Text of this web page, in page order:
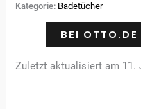
Kategorie: Badetücher
BEI OTTO.DE
Zuletzt aktualisiert am 11.